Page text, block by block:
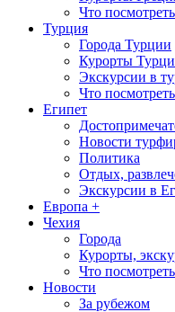
Что посмотреть
Турция
Города Турции
Курорты
Экскурсии в
Что посмотреть
Египет
Новости
Политика
Отдых,
Экскурсии в
Европа +
Чехия
Города
Курорты,
Что посмотреть
Новости
За рубежом